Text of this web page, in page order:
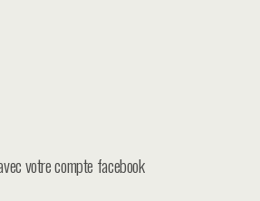
votre compte facebook